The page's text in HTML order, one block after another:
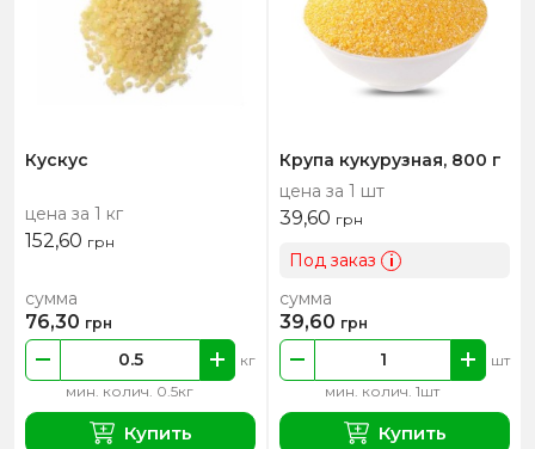
Кускус
цена за 1 кг
152,60 грн
мин. колич. 0.5кг
кг
сумма
76,30 грн
Купить
Крупа кукурузная, 800 г
цена за 1 шт
39,60 грн
Под заказ i
мин. колич. 1шт
шт
сумма
39,60 грн
Купить